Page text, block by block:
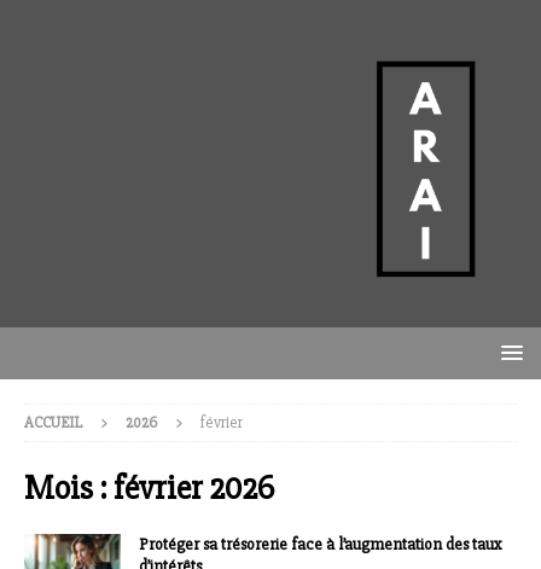
ACCUEIL 2026 février
Mois :février 2026
Protéger sa trésorerie face à l’augmentation des taux